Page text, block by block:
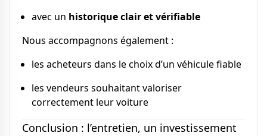
avec un historique clair et vérifiable
Nous accompagnons également :
les acheteurs dans le choix d’un véhicule fiable
les vendeurs souhaitant valoriser
correctement leur voiture
Conclusion : l’entretien, un investissement